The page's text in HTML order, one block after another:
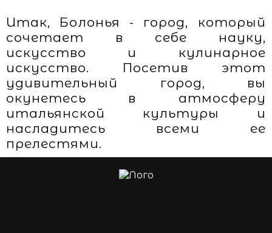
Итак, Болонья - город, который
сочетает в себе науку,
искусство и кулинарное
искусство. Посетив этот
удивительный город, вы
окунетесь в атмосферу
итальянской культуры и
насладитесь всеми ее
прелестями.